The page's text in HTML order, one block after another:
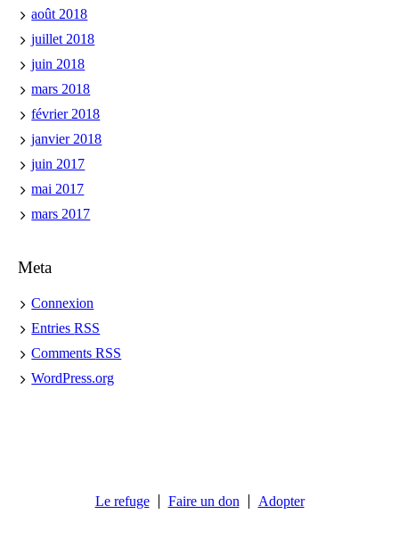
août 2018
juillet 2018
juin 2018
mars 2018
février 2018
janvier 2018
juin 2017
mai 2017
mars 2017
Meta
Connexion
EntriesRSS
CommentsRSS
WordPress.org
Le refuge Faire un don Adopter